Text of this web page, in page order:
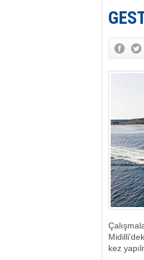
kez